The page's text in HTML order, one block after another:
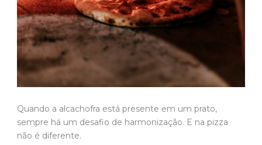
Quando a alcachofra está presente em um prato,
sempre há um desafio de harmonização. E na pizza
não é diferente.